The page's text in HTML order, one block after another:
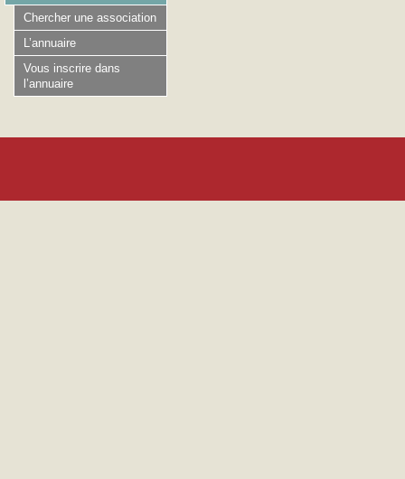
Chercher une association
L’annuaire
Vous inscrire dans
l’annuaire